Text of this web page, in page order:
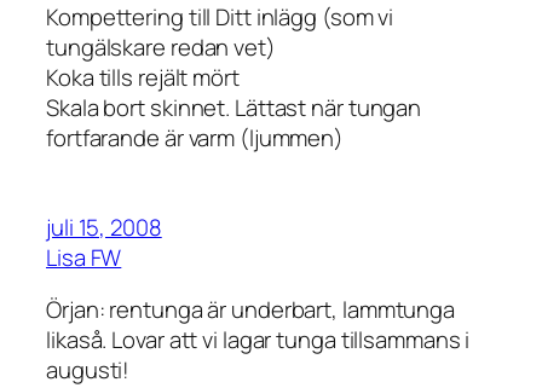
Kompettering till Ditt inlägg (som vi
tungälskare redan vet)
Koka tills rejält mört
Skala bort skinnet. Lättast när tungan
fortfarande är varm (ljummen)
juli 15, 2008
Lisa FW
Örjan: rentunga är underbart, lammtunga
likaså. Lovar att vi lagar tunga tillsammans i
augusti!